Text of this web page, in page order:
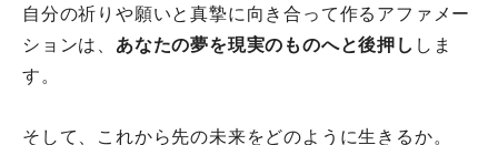
自分の祈りや願いと真摯に向き合って作るアファメー
ションは、 あなたの夢を現実のものへと後押し しま
す。
そして、これから先の未来をどのように生きるか。